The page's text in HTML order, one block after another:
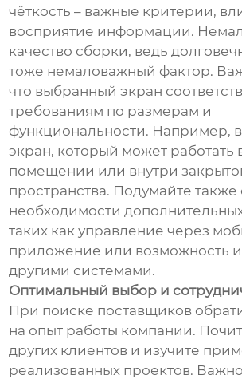
чёткость – важные критерии,
восприятие информации.
качество сборки, ведь
тоже немаловажный фактор.
что выбранный экран
требованиям по размерам и
функциональности. Например,
экран, который может работать
помещении или внутри
пространства. Подумайте также
необходимости
таких как управление через
приложение или возможность
другими системами.
Оптимальный выбор и
При поиске поставщиков
на опыт работы компании.
других клиентов и изучите
реализованных проектов.